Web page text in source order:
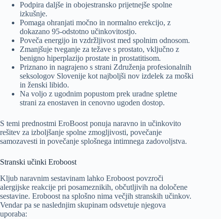
Podpira daljše in obojestransko prijetnejše spolne
izkušnje.
Pomaga ohranjati močno in normalno erekcijo, z
dokazano 95-odstotno učinkovitostjo.
Poveča energijo in vzdržljivost med spolnim odnosom.
Zmanjšuje tveganje za težave s prostato, vključno z
benigno hiperplazijo prostate in prostatitisom.
Priznano in nagrajeno s strani Združenja profesionalnih
seksologov Slovenije kot najboljši nov izdelek za moški
in ženski libido.
Na voljo z ugodnim popustom prek uradne spletne
strani za enostaven in cenovno ugoden dostop.
S temi prednostmi EroBoost ponuja naravno in učinkovito
rešitev za izboljšanje spolne zmogljivosti, povečanje
samozavesti in povečanje splošnega intimnega zadovoljstva.
Stranski učinki Eroboost
Kljub naravnim sestavinam lahko Eroboost povzroči
alergijske reakcije pri posameznikih, občutljivih na določene
sestavine. Eroboost na splošno nima večjih stranskih učinkov.
Vendar pa se naslednjim skupinam odsvetuje njegova
uporaba: